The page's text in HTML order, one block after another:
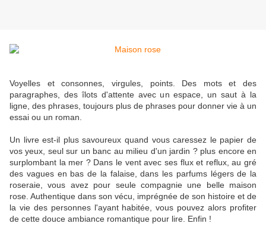
Voyelles et consonnes, virgules, points. Des mots et des
paragraphes, des îlots d'attente avec un espace, un saut à la
ligne, des phrases, toujours plus de phrases pour donner vie à un
essai ou un roman.
Un livre est-il plus savoureux quand vous caressez le papier de
vos yeux, seul sur un banc au milieu d'un jardin ? plus encore en
surplombant la mer ? Dans le vent avec ses flux et reflux, au gré
des vagues en bas de la falaise, dans les parfums légers de la
roseraie, vous avez pour seule compagnie une belle maison
rose. Authentique dans son vécu, imprégnée de son histoire et de
la vie des personnes l'ayant habitée, vous pouvez alors profiter
de cette douce ambiance romantique pour lire. Enfin !